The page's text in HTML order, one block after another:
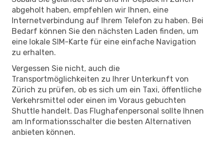
abgeholt haben, empfehlen wir Ihnen, eine
Internetverbindung auf Ihrem Telefon zu haben. Bei
Bedarf können Sie den nächsten Laden finden, um
eine lokale SIM-Karte für eine einfache Navigation
zu erhalten.
Vergessen Sie nicht, auch die
Transportmöglichkeiten zu Ihrer Unterkunft von
Zürich zu prüfen, ob es sich um ein Taxi, öffentliche
Verkehrsmittel oder einen im Voraus gebuchten
Shuttle handelt. Das Flughafenpersonal sollte Ihnen
am Informationsschalter die besten Alternativen
anbieten können.